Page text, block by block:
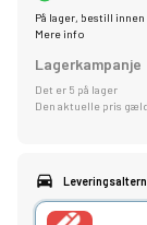
På lager, bestill innen
Mere info
Lagerkampanje
Det er 5 på lager
Den aktuelle pris